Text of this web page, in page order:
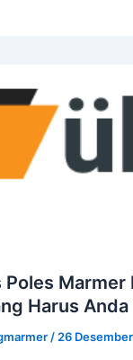
Poles Marmer
Harus
/ 26